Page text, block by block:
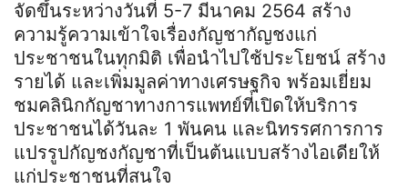
จัดขึ้นระหว่างวันที่ 5-7 มีนาคม 2564 สร้าง
ความรู้ความเข้าใจเรื่องกัญชากัญชงแก่
ประชาชนในทุกมิติ เพื่อนำไปใช้ประโยชน์ สร้าง
รายได้ และเพิ่มมูลค่าทางเศรษฐกิจ พร้อมเยี่ยม
ชมคลินิกกัญชาทางการแพทย์ที่เปิดให้บริการ
ประชาชนได้วันละ 1 พันคน และนิทรรศการการ
แปรรูปกัญชงกัญชาที่เป็นต้นแบบสร้างไอเดียให้
แก่ประชาชนที่สนใจ